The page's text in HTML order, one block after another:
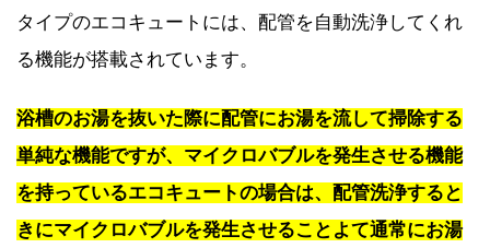
タイプのエコキュートには、配管を自動洗浄してくれ
る機能が搭載されています。
浴槽のお湯を抜いた際に配管にお湯を流して掃除する
単純な機能ですが、マイクロバブルを発生させる機能
を持っているエコキュートの場合は、配管洗浄すると
きにマイクロバブルを発生させることよて通常にお湯